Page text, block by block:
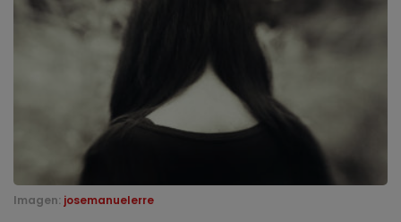
Imagen: josemanuelerre